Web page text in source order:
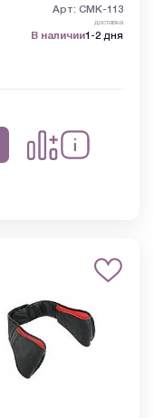
Арт: CMK-113
доставка
В наличии1-2 дня